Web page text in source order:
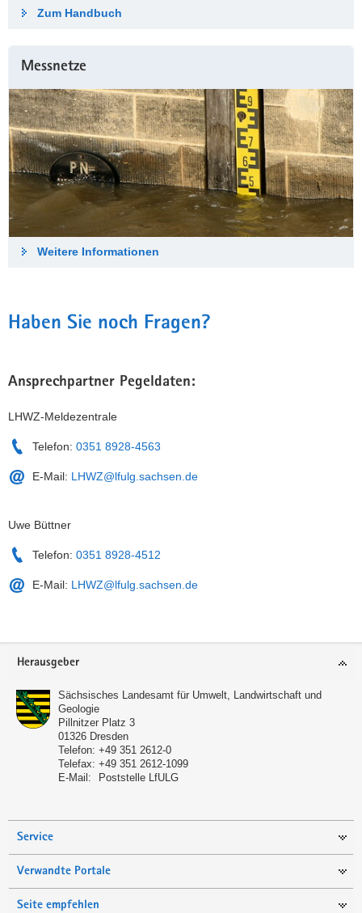
Zum Hand­buch
Messnetze
Weitere Informationen
Haben Sie noch Fragen?
Ansprechpartner Pegeldaten:
LHWZ-Meldezentrale
Telefon: 0351 8928-4563
E-Mail: LHWZ@lfulg.sachsen.de
Uwe Büttner
Telefon: 0351 8928-4512
E-Mail: LHWZ@lfulg.sachsen.de
Service
Herausgeber
Sächsisches Landesamt für Umwelt, Landwirtschaft und
Geologie
Pillnitzer Platz 3
01326 Dresden
Telefon: +49 351 2612-0
Telefax: +49 351 2612-1099
E-Mail:
Poststelle LfULG
Service
Verwandte Portale
Seite empfehlen